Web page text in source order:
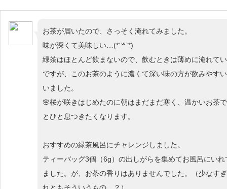
お茶が届いたので、さっそく淹れてみました。
味が深くて美味しい…(*´꒳`*)
緑茶はほとんど飲まないので、飲むときは薄めに淹れて
ですが、このお茶のように濃くて深い味の方が飲みやす
いました。
🌸桜が咲きはじめたのに朝はまだまだ寒く、温かいお茶
とひと息つきたくなります。
おすすめの緑茶風呂にチャレンジしました。
ティーバッグ3個（6g）の出しがらを集めてお風呂にいれ
ました。が、お茶の香りはありませんでした。（少なす